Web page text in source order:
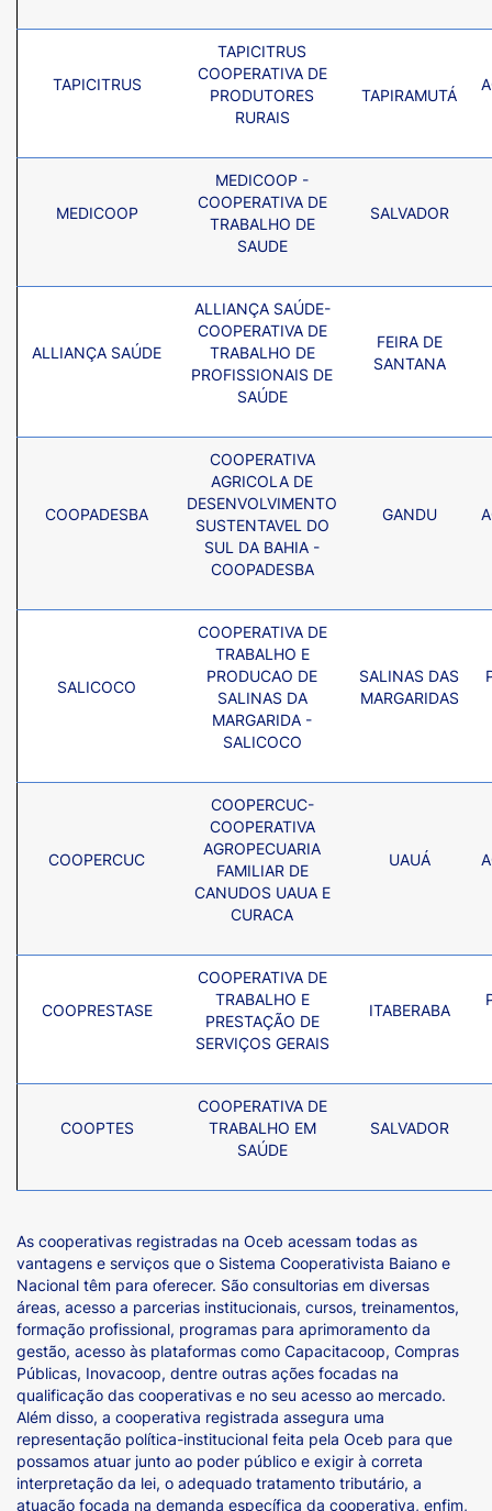
TAPICITRUS
TAPICITRUS
COOPERATIVA DE
PRODUTORES
RURAIS
TAPIRAMUTÁ
MEDICOOP
MEDICOOP -
COOPERATIVA DE
TRABALHO DE
SAUDE
SALVADOR
ALLIANÇA SAÚDE
ALLIANÇA SAÚDE-
COOPERATIVA DE
TRABALHO DE
PROFISSIONAIS DE
SAÚDE
FEIRA DE
SANTANA
COOPADESBA
COOPERATIVA
AGRICOLA DE
DESENVOLVIMENTO
SUSTENTAVEL DO
SUL DA BAHIA -
COOPADESBA
GANDU
SALICOCO
COOPERATIVA DE
TRABALHO E
PRODUCAO DE
SALINAS DA
MARGARIDA -
SALICOCO
SALINAS DAS
MARGARIDAS
COOPERCUC
COOPERCUC-
COOPERATIVA
AGROPECUARIA
FAMILIAR DE
CANUDOS UAUA E
CURACA
UAUÁ
COOPRESTASE
COOPERATIVA DE
TRABALHO E
PRESTAÇÃO DE
SERVIÇOS GERAIS
ITABERABA
COOPTES
COOPERATIVA DE
TRABALHO EM
SAÚDE
SALVADOR
As cooperativas registradas na Oceb acessam todas as
vantagens e serviços que o Sistema Cooperativista Baiano e
Nacional têm para oferecer. São consultorias em diversas
áreas, acesso a parcerias institucionais, cursos, treinamentos,
formação profissional, programas para aprimoramento da
gestão, acesso às plataformas como Capacitacoop, Compras
Públicas, Inovacoop, dentre outras ações focadas na
qualificação das cooperativas e no seu acesso ao mercado.
Além disso, a cooperativa registrada assegura uma
representação política-institucional feita pela Oceb para que
possamos atuar junto ao poder público e exigir à correta
interpretação da lei, o adequado tratamento tributário, a
atuação focada na demanda específica da cooperativa, enfim,